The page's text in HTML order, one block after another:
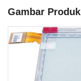
Gambar Produk